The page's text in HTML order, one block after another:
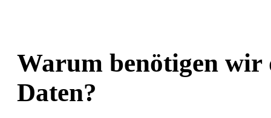
Warum benötigen wir
Daten?